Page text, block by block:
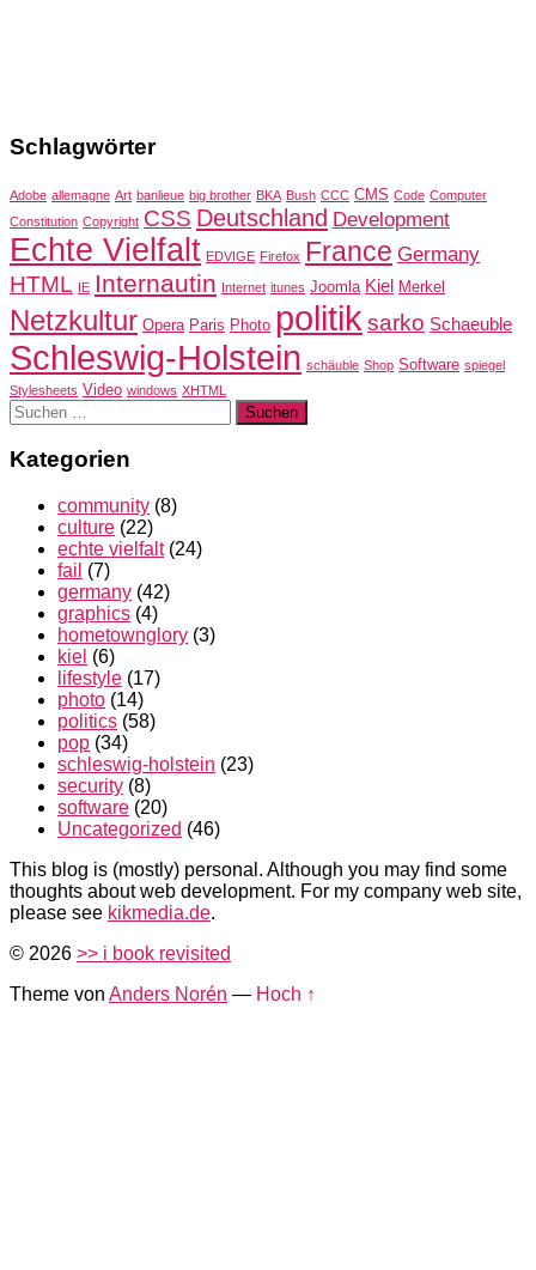
Schlagwörter
Adobe allemagne Art banlieue big brother BKA Bush CCC CMS Code Computer
Constitution Copyright CSS Deutschland Development
Echte Vielfalt EDVIGE Firefox France Germany
HTML IE Internautin Internet itunes Joomla Kiel Merkel
Netzkultur Opera Paris Photo politik sarko Schaeuble
Schleswig-Holstein schäuble Shop Software spiegel
Stylesheets Video windows XHTML
Suchen
nach:
Kategorien
community (8)
culture (22)
echte vielfalt(24)
fail (7)
germany (42)
graphics (4)
hometownglory (3)
kiel (6)
lifestyle (17)
photo (14)
politics (58)
pop (34)
schleswig-holstein (23)
security (8)
software (20)
Uncategorized (46)
This blog is (mostly) personal. Although you may find some
thoughts about web development. For my company web site,
please see kikmedia.de.
© 2026 >> i book revisited
Theme von Anders Norén — Hoch ↑